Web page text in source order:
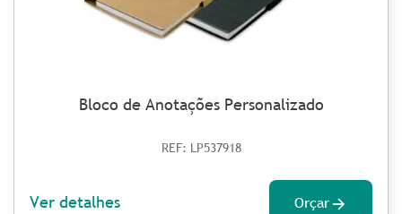
Bloco de Anotações Personalizado
REF: LP537918
Ver detalhes Orçar